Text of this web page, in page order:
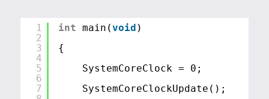
1
2
3
4
5
6
7
int main(void )
{
SystemCoreClock = 0;
SystemCoreClockUpdate();